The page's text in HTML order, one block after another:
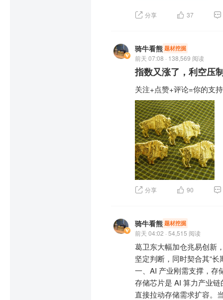
局 AI 产业链、周期价值
时调整持仓结构，把握
上证指数已经完全不跟随
熊”，而外盘集体牛市历
息预期还有进一步下修的
支撑，美股的科技主线仍
创业板指数出现明显反弹
腰”，所以这里的反弹暂
没有最终落地，但是达摩
关注：偏左侧的银行、证
有确定业绩的芯片制造相
$创业板200ETF富国
$创业板300ETF天弘
$
$创业300(SZ399012)$
200(SZ399019)$
$创业
安(SZ159949)$
创新药出海进程加速，成
伙人”转型，产业价值得
四、市场端：资金风格切
前期创新药板块因政策担
着政策利空出尽、业绩兑
创新药板块切换。同时，
进一步提升了板块的长期
综上，此次创新药板块大
基本面的持续向好为后续
$毕得医药(SH688073)$
$药康生物(SH688046)$
(SH688202)$
绝对焦点，其吸金能力有
【淘金计划】
7月A股整体回调，成长风
炭、石油石化、银行逆势
场定价逻辑回归基本面，
涨价持续演绎，海外云厂
现；工业金属库存低位叠
的科技成长反弹机会，同
题材板块中的元器件、医
货币等概念是资金净流出
力资金净流入态势明显，
元器件板块已沉寂许久，
触底回暖，进入上行通道
了广阔的市场空间。其中
撑，叠加行业整体供需格
近期元器件板块多家企业
分享 37
骑牛看熊 题材挖掘
前天 07:08 · 138,569 阅读
指数又涨了，利空压
关注+点赞+评论=你的支持
分享 90
骑牛看熊 题材挖掘
前天 04:02 · 54,515 阅读
葛卫东大幅加仓兆易创新
坚定判断，同时契合其“
一、AI 产业刚需支撑，存
存储芯片是 AI 算力产业
直接拉动存储需求扩容。